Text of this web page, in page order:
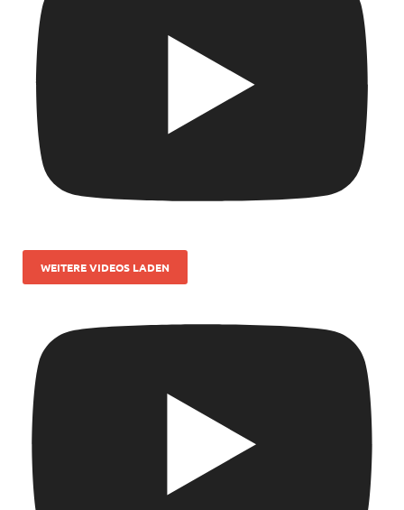
WEITERE VIDEOS LADEN